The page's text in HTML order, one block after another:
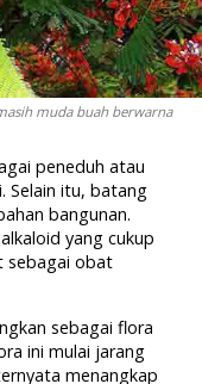
muda buah berwarna
peneduh atau
Selain itu, batang
bangunan.
yang cukup
sebagai obat
sebagai flora
ini mulai jarang
menangkap